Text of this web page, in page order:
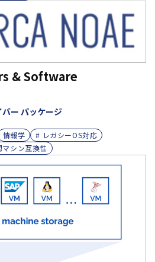
& Software
ー パッケージ
情報学
# レガシーOS対応
マシン互換性